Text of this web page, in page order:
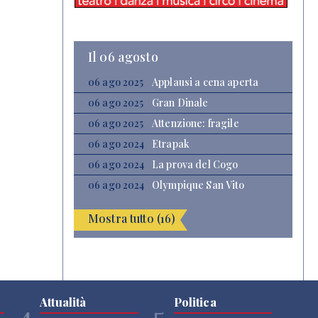
Il 06 agosto
06 ago 2025
Applausi a cena aperta
06 ago 2025
Gran Dinale
06 ago 2025
Attenzione: fragile
06 ago 2024
Etrapak
06 ago 2024
La prova del Cogo
06 ago 2024
Olympique San Vito
Mostra tutto (16)
Attualità Politica